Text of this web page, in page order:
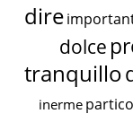
dire
dolce
tranquillo
inerme